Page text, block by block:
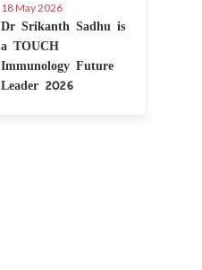
18 May 2026
Dr Srikanth Sadhu is
a TOUCH
Immunology Future
Leader 2026